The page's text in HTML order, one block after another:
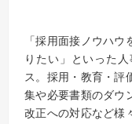
「採用面接ノウハ
りたい」といった
ス。採用・教育・評
集や必要書類のダウ
改正への対応など様